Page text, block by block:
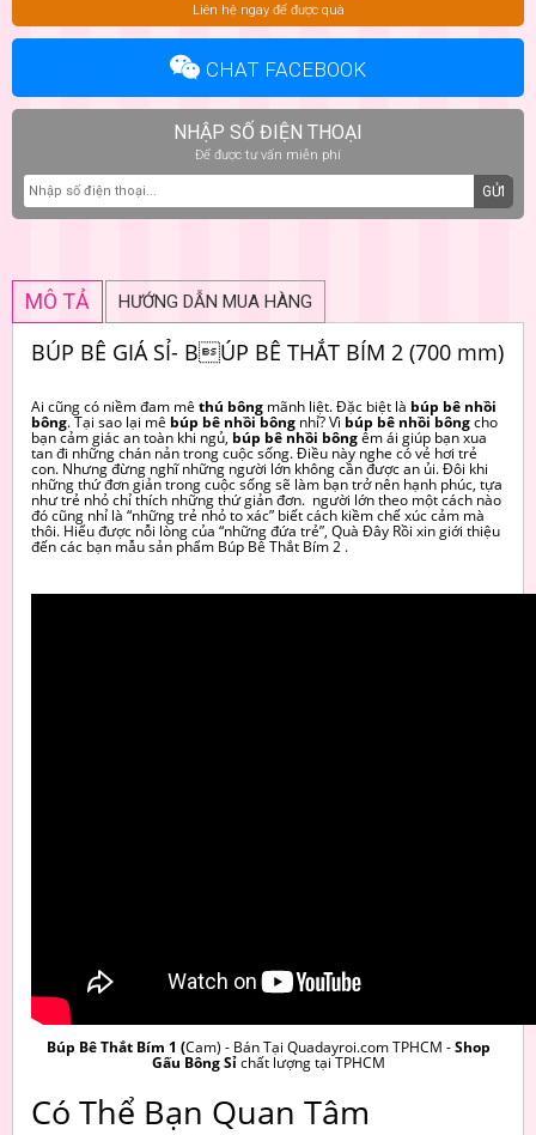
Liên hệ ngay để được quà
CHAT FACEBOOK
NHẬP SỐ ĐIỆN THOẠI
Để được tư vấn miễn phí
GỬI
MÔ TẢ HƯỚNG DẪN MUA HÀNG
BÚP BÊ GIÁ SỈ- BÚP BÊ THẮT BÍM 2 (700 mm)
Ai cũng có niềm đam mê thú bông mãnh liệt. Đặc biệt là búp bê nhồi
bông. Tại sao lại mê búp bê nhồi bông nhỉ? Vì búp bê nhồi bôngcho
bạn cảm giác an toàn khi ngủ, búp bê nhồi bôngêm ái giúp bạn xua
tan đi những chán nản trong cuộc sống. Điều này nghe có vẻ hơi trẻ
con. Nhưng đừng nghĩ những người lớn không cần được an ủi. Đôi khi
những thứ đơn giản trong cuộc sống sẽ làm bạn trở nên hạnh phúc, tựa
như trẻ nhỏ chỉ thích những thứ giản đơn. người lớn theo một cách nào
đó cũng nhỉ là “những trẻ nhỏ to xác” biết cách kiềm chế xúc cảm mà
thôi. Hiểu được nỗi lòng của “những đứa trẻ”, Quà Đây Rồi xin giới thiệu
đến các bạn mẫu sản phẩm Búp Bê Thắt Bím 2 .
Búp Bê Thắt Bím 1 (Cam) - Bán Tại Quadayroi.com TPHCM -Shop
Gấu Bông Sỉchất lượng tại TPHCM
Có Thể Bạn Quan Tâm